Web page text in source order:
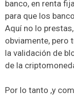
banco, en renta
para que los
Aquí no lo
obviamente, pero
la validación de
de la
Por lo tanto ,y